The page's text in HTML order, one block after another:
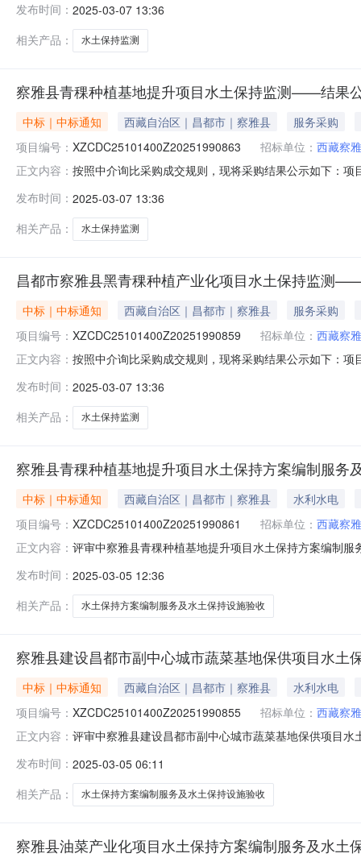
商名称评审结果公告日期成交金额优惠率现成交中远智
发布时间： 2025-03-07 13:36
相关产品：
水土保持监测
察雅县青稞种植基地提升项目水土保持监测——结果
中标｜中标通知 西藏自治区｜昌都市｜察雅县
服务采购
项目编号： XZCDC25101400Z20251990863 招标单位： 西藏察
正文内容： 按照中介询比采购成交规则，现将采购结果公示如下：
告日期成交金额优惠率现成交长春建工勘测规划设计有
发布时间： 2025-03-07 13:36
相关产品：
水土保持监测
昌都市察雅县黑青稞种植产业化项目水土保持监测
中标｜中标通知 西藏自治区｜昌都市｜察雅县
服务采购
项目编号： XZCDC25101400Z20251990859 招标单位： 西藏察
正文内容： 按照中介询比采购成交规则，现将采购结果公示如下：
果公告日期成交金额优惠率现成交西藏瑞卓实业有限公
发布时间： 2025-03-07 13:36
相关产品：
水土保持监测
察雅县青稞种植基地提升项目水土保持方案编制服务
中标｜中标通知 西藏自治区｜昌都市｜察雅县
水利水电
项目编号： XZCDC25101400Z20251990861 招标单位： 西藏察
正文内容： 评审中察雅县青稞种植基地提升项目水土保持方案编制
局需求文件：文件下载1预览1联系人：***报名结束时间
发布时间： 2025-03-05 12:36
相关产品：
水土保持方案编制服务及水土保持设施验收
察雅县建设昌都市副中心城市蔬菜基地保供项目水土
中标｜中标通知 西藏自治区｜昌都市｜察雅县
水利水电
项目编号： XZCDC25101400Z20251990855 招标单位： 西藏察
正文内容： 评审中察雅县建设昌都市副中心城市蔬菜基地保供项目
市察雅县察雅县农业农村和科学技术局需求文件：文件
发布时间： 2025-03-05 06:11
相关产品：
水土保持方案编制服务及水土保持设施验收
察雅县油菜产业化项目水土保持方案编制服务及水土